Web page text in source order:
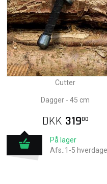
Cutter
Dagger - 45 cm
DKK 31900
På lager
Afs.:1-5 hverdage